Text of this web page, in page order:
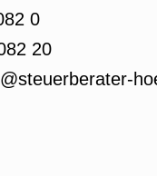
0
20